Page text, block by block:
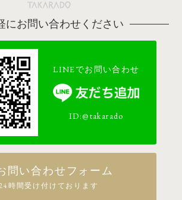
にお問い合わせください
LINEでお問い合わせ
ID:@takarado
問い合わせフォーム
時間受け付けております